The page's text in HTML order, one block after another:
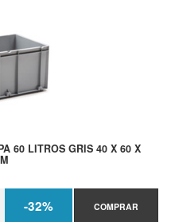
60 LITROS GRIS 40 X 60 X
-32% COMPRAR